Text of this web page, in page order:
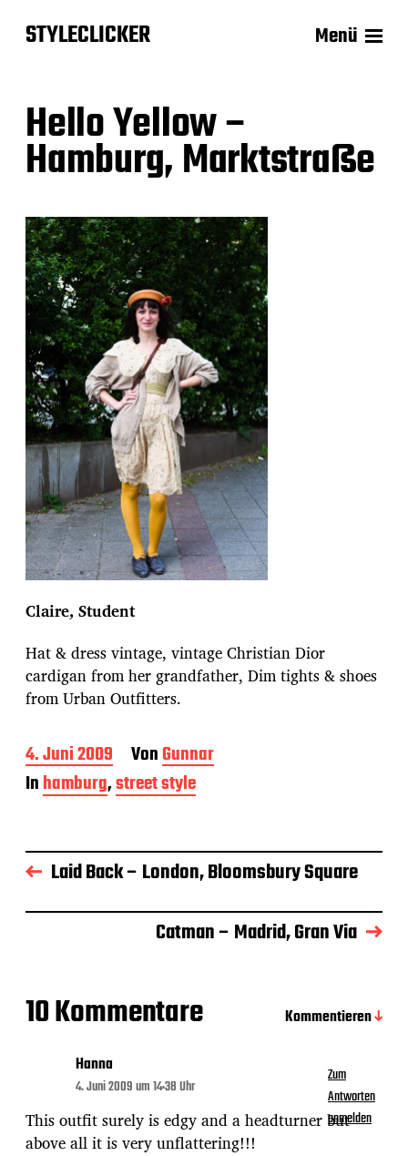
STYLECLICKER Menü
Hello Yellow –
Hamburg, Marktstraße
Claire, Student
Hat & dress vintage, vintage Christian Dior
cardigan from her grandfather, Dim tights & shoes
from Urban Outfitters.
B
e
i
a
g
s
a
4. Juni 2009 VonGunnar
Inhamburg,street style
Laid Back – London, Bloomsbury Square
Catman – Madrid, Gran Via
10 Kommentare
Kommentieren
Hanna
4. Juni 2009 um 14:38 Uhr
This outfit surely is edgy and a headturner but
above all it is very unflattering!!!
Zum
Antworten
anmelden